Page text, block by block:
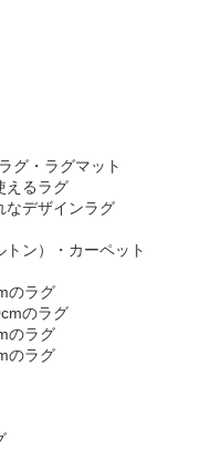
グ・ラグマット
えるラグ
なデザインラグ
ン）・カーペット
のラグ
のラグ
のラグ
のラグ